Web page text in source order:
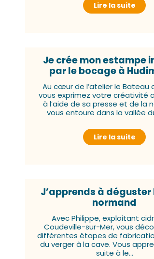
Lire la suite
Je crée mon estampe
par le bocage à
Au cœur de l’atelier le Bateau
vous exprimez votre créativité
à l’aide de sa presse et de la
vous entoure dans la vallée
Lire la suite
J’apprends à déguster
normand
Avec Philippe, exploitant
Coudeville-sur-Mer, vous
différentes étapes de
du verger à la cave. Vous
suite à le...